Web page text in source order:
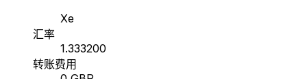
Xe
汇率
1.333200
转账费用